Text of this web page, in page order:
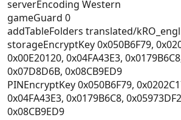
serverEncoding Western
gameGuard 0
addTableFolders translated/
storageEncryptKey 0x050B6F79,
0x00E20120, 0x04FA43E3,
0x07D8D6B, 0x08CB9ED9
PINEncryptKey 0x050B6F79,
0x04FA43E3, 0x0179B6C8,
0x08CB9ED9